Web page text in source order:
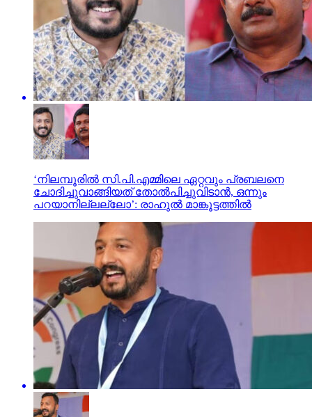
‘നിലമ്പൂരിൽ സി.പി.എമ്മിലെ ഏറ്റവും പ്രബലനെ
ചോദിച്ചുവാങ്ങിയത് തോൽപിച്ചുവിടാൻ, ഒന്നും
പറയാനില്ലല്ലോ’: രാഹുൽ മാങ്കൂട്ടത്തിൽ